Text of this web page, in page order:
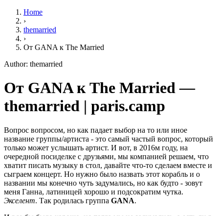
Home
›
themarried
›
От GANA к The Married
Author: themarried
От GANA к The Married —
themarried | paris.camp
Вопрос вопросом, но как падает выбор на то или иное
название группы/артиста - это самый частый вопрос, который
только может услышать артист. И вот, в 2016м году, на
очередной посиделке с друзьями, мы компанией решаем, что
хватит писать музыку в стол, давайте что-то сделаем вместе и
сыграем концерт. Но нужно было назвать этот корабль и о
названии мы конечно чуть задумались, но как будто - зовут
меня Ганна, латиницей хорошо и подсократим чутка.
Экселент. Так родилась группа GANA.